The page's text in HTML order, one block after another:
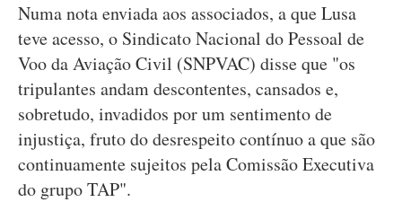
Numa nota enviada aos associados, a que Lusa
teve acesso, o Sindicato Nacional do Pessoal de
Voo da Aviação Civil (SNPVAC) disse que "os
tripulantes andam descontentes, cansados e,
sobretudo, invadidos por um sentimento de
injustiça, fruto do desrespeito contínuo a que são
continuamente sujeitos pela Comissão Executiva
do grupo TAP".